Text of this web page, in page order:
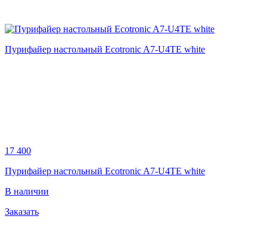
Пурифайер настольный Ecotronic A7-U4TE white
17 400
Пурифайер настольный Ecotronic A7-U4TE white
В наличии
Заказать